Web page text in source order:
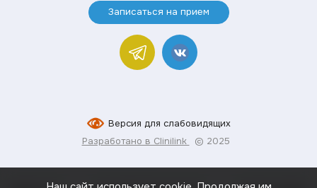
Записаться на прием
Версия для слабовидящих
Разработано в Clinilink
© 2025